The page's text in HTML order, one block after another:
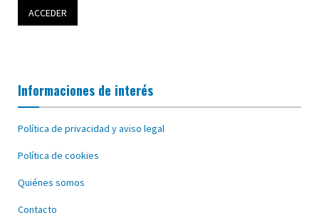
Informaciones de interés
Política de privacidad y aviso legal
Política de cookies
Quiénes somos
Contacto